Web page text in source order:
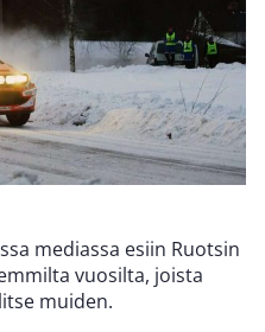
mediassa esiin Ruotsin
vuosilta, joista
muiden.